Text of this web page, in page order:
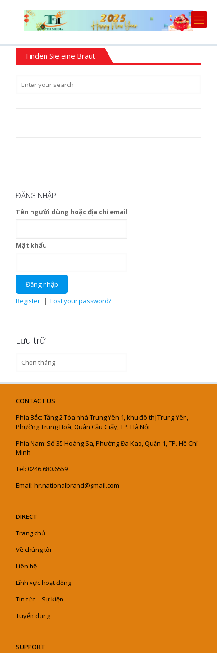
Finden Sie eine Braut
ĐĂNG NHẬP
Tên người dùng hoặc địa chỉ email
Mật khẩu
Register | Lost your password?
Lưu trữ
trữ
CONTACT US
Phía Bắc: Tầng 2 Tòa nhà Trung Yên 1, khu đô thị Trung Yên,
Phường Trung Hoà, Quận Cầu Giấy, TP. Hà Nội
Phía Nam: Số 35 Hoàng Sa, Phường Đa Kao, Quận 1, TP. Hồ Chí
Minh
Tel: 0246.680.6559
Email: hr.nationalbrand@gmail.com
DIRECT
Trang chủ
Về chúng tôi
Liên hệ
Lĩnh vực hoạt động
Tin tức – Sự kiện
Tuyển dụng
SUPPORT